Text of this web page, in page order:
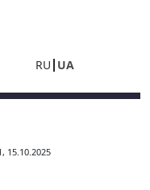
RU UA
15.10.2025